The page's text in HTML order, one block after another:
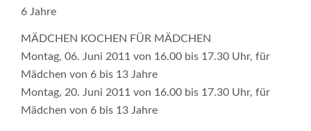
6 Jahre
MÄDCHEN KOCHEN FÜR MÄDCHEN
Montag, 06. Juni 2011 von 16.00 bis 17.30 Uhr, für
Mädchen von 6 bis 13 Jahre
Montag, 20. Juni 2011 von 16.00 bis 17.30 Uhr, für
Mädchen von 6 bis 13 Jahre